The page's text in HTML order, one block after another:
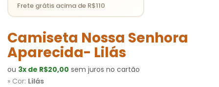
Camiseta Nossa Senhora
Aparecida- Lilás
ou 3x de R$20,00 sem juros no cartão
» Cor: Lilás